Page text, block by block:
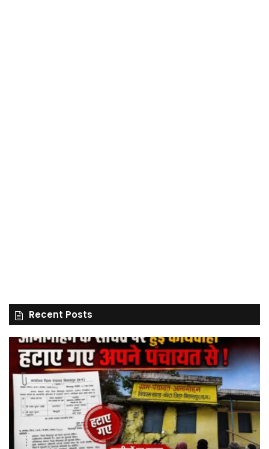
Recent Posts